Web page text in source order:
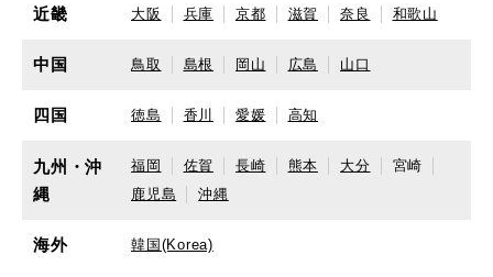
近畿 大阪 兵庫 京都 滋賀 奈良 和歌山
中国 鳥取 島根 岡山 広島 山口
四国 徳島 香川 愛媛 高知
九州・沖
縄
福岡 佐賀 長崎 熊本 大分
宮崎
鹿児島
沖縄
海外 韓国(Korea)